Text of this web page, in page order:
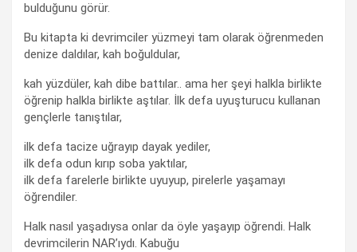
bulduğunu görür.
Bu kitapta ki devrimciler yüzmeyi tam olarak öğrenmeden
denize daldılar, kah boğuldular,
kah yüzdüler, kah dibe battılar.. ama her şeyi halkla birlikte
öğrenip halkla birlikte aştılar. İlk defa uyuşturucu kullanan
gençlerle tanıştılar,
ilk defa tacize uğrayıp dayak yediler,
ilk defa odun kırıp soba yaktılar,
ilk defa farelerle birlikte uyuyup, pirelerle yaşamayı
öğrendiler.
Halk nasıl yaşadıysa onlar da öyle yaşayıp öğrendi. Halk
devrimcilerin NAR’ıydı. Kabuğu